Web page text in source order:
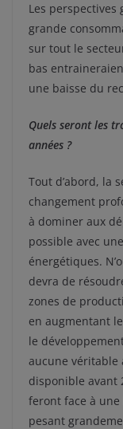
Les perspectives
grande
sur tout le
bas
une baisse du
Quels seront les
années ?
Tout d’abord, la
changement
à dominer aux
possible avec
énergétiques.
devra de
zones de
en augmentant
le
aucune véritable
disponible avant
feront face à
pesant